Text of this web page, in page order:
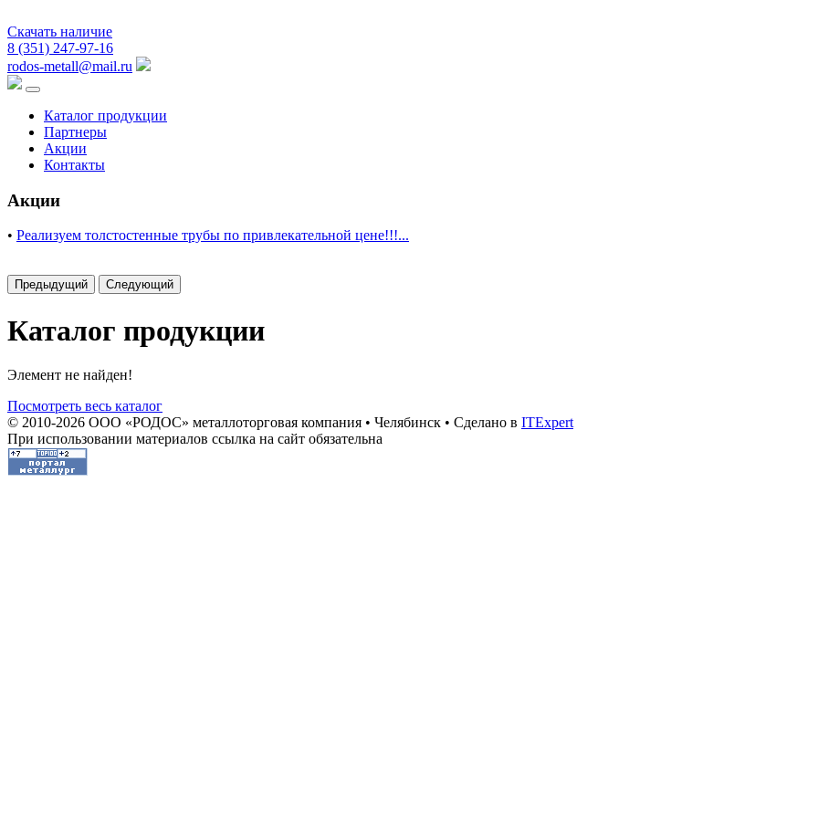
Скачать наличие
8 (351) 247-97-16
rodos-metall@mail.ru
Каталог продукции
Партнеры
Акции
Контакты
Акции
• Реализуем толстостенные трубы по привлекательной цене!!!...
Предыдущий Следующий
Каталог продукции
Элемент не найден!
Посмотреть весь каталог
© 2010-2026 ООО «РОДОС» металлоторговая компания • Челябинск • Сделано в ITExpert
При использовании материалов ссылка на сайт обязательна